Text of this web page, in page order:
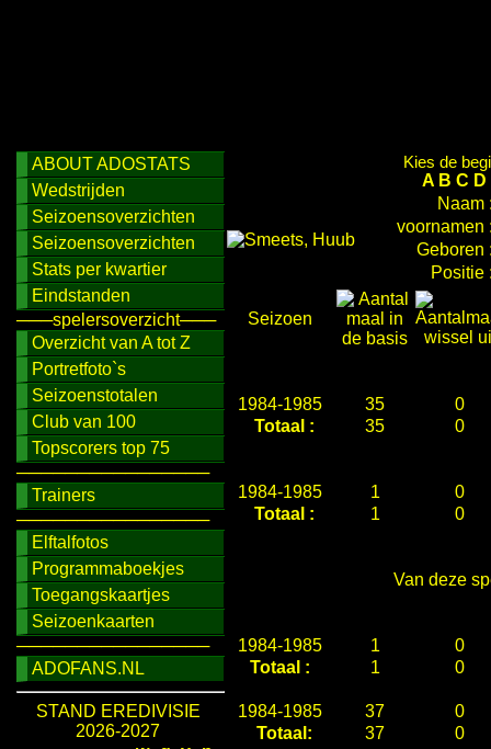
ABOUT ADOSTATS
Wedstrijden
Seizoensoverzichten
Seizoensoverzichten
Stats per kwartier
Eindstanden
───spelersoverzicht───
Overzicht van A tot Z
Portretfoto`s
Seizoenstotalen
Club van 100
Topscorers top 75
────────────────
Trainers
────────────────
Elftalfotos
Programmaboekjes
Toegangskaartjes
Seizoenkaarten
────────────────
ADOFANS.NL
STAND EREDIVISIE
2026-2027
Kies de
A B C D
Naam
voornamen
Geboren
Positie
Seizoen
1984-1985 35
0
Totaal :
35 0
1984-1985 1
0
Totaal :
1 0
Van deze
1984-1985 1
0
Totaal :
1 0
1984-1985 37
0
Totaal:
37 0